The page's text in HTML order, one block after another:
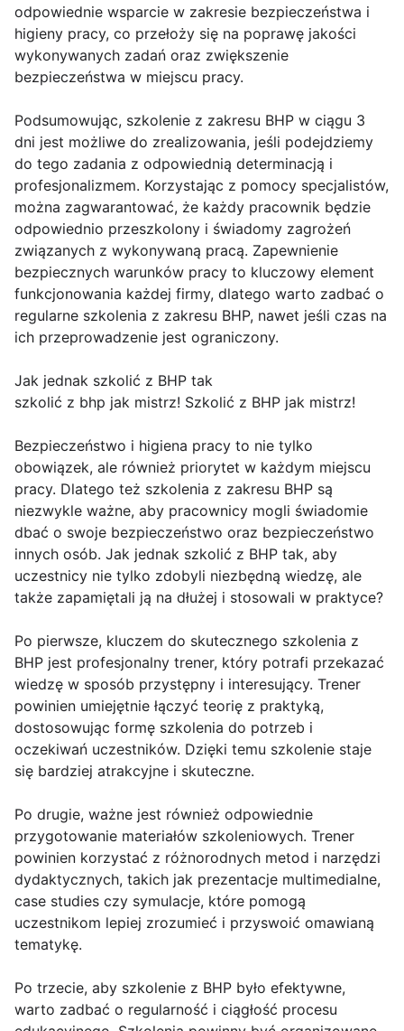
odpowiednie wsparcie w zakresie bezpieczeństwa i
higieny pracy, co przełoży się na poprawę jakości
wykonywanych zadań oraz zwiększenie
bezpieczeństwa w miejscu pracy.
Podsumowując, szkolenie z zakresu BHP w ciągu 3
dni jest możliwe do zrealizowania, jeśli podejdziemy
do tego zadania z odpowiednią determinacją i
profesjonalizmem. Korzystając z pomocy specjalistów,
można zagwarantować, że każdy pracownik będzie
odpowiednio przeszkolony i świadomy zagrożeń
związanych z wykonywaną pracą. Zapewnienie
bezpiecznych warunków pracy to kluczowy element
funkcjonowania każdej firmy, dlatego warto zadbać o
regularne szkolenia z zakresu BHP, nawet jeśli czas na
ich przeprowadzenie jest ograniczony.
Jak jednak szkolić z BHP tak
szkolić z bhp jak mistrz! Szkolić z BHP jak mistrz!
Bezpieczeństwo i higiena pracy to nie tylko
obowiązek, ale również priorytet w każdym miejscu
pracy. Dlatego też szkolenia z zakresu BHP są
niezwykle ważne, aby pracownicy mogli świadomie
dbać o swoje bezpieczeństwo oraz bezpieczeństwo
innych osób. Jak jednak szkolić z BHP tak, aby
uczestnicy nie tylko zdobyli niezbędną wiedzę, ale
także zapamiętali ją na dłużej i stosowali w praktyce?
Po pierwsze, kluczem do skutecznego szkolenia z
BHP jest profesjonalny trener, który potrafi przekazać
wiedzę w sposób przystępny i interesujący. Trener
powinien umiejętnie łączyć teorię z praktyką,
dostosowując formę szkolenia do potrzeb i
oczekiwań uczestników. Dzięki temu szkolenie staje
się bardziej atrakcyjne i skuteczne.
Po drugie, ważne jest również odpowiednie
przygotowanie materiałów szkoleniowych. Trener
powinien korzystać z różnorodnych metod i narzędzi
dydaktycznych, takich jak prezentacje multimedialne,
case studies czy symulacje, które pomogą
uczestnikom lepiej zrozumieć i przyswoić omawianą
tematykę.
Po trzecie, aby szkolenie z BHP było efektywne,
warto zadbać o regularność i ciągłość procesu